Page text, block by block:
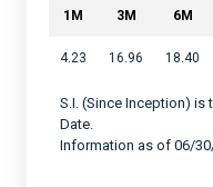
1M 3M 6M
4.23 16.96 18.40
S.I. (Since Inception)
Date.
Information as of 06/